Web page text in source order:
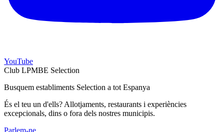
YouTube
Club LPMBE Selection
Busquem establiments Selection a tot Espanya
És el teu un d'ells? Allotjaments, restaurants i experiències
excepcionals, dins o fora dels nostres municipis.